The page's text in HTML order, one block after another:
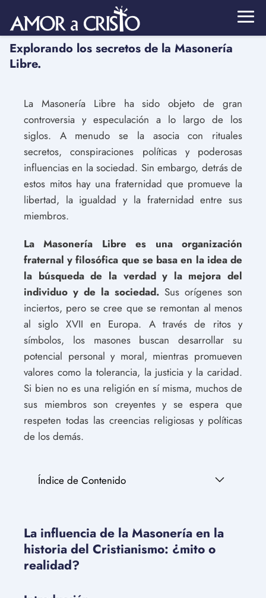
Explorando los secretos de la Masonería
Libre.
La Masonería Libre ha sido objeto de gran
controversia y especulación a lo largo de los
siglos. A menudo se la asocia con rituales
secretos, conspiraciones políticas y poderosas
influencias en la sociedad. Sin embargo, detrás de
estos mitos hay una fraternidad que promueve la
libertad, la igualdad y la fraternidad entre sus
miembros.
La Masonería Libre es una organización
fraternal y filosófica que se basa en la idea de
la búsqueda de la verdad y la mejora del
individuo y de la sociedad. Sus orígenes son
inciertos, pero se cree que se remontan al menos
al siglo XVII en Europa. A través de ritos y
símbolos, los masones buscan desarrollar su
potencial personal y moral, mientras promueven
valores como la tolerancia, la justicia y la caridad.
Si bien no es una religión en sí misma, muchos de
sus miembros son creyentes y se espera que
respeten todas las creencias religiosas y políticas
de los demás.
Índice de Contenido
La influencia de la Masonería en la
historia del Cristianismo: ¿mito o
realidad?